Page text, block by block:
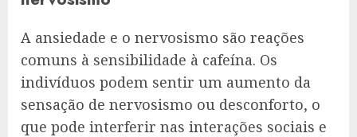
A ansiedade e o nervosismo são reações
comuns à sensibilidade à cafeína. Os
indivíduos podem sentir um aumento da
sensação de nervosismo ou desconforto, o
que pode interferir nas interações sociais e